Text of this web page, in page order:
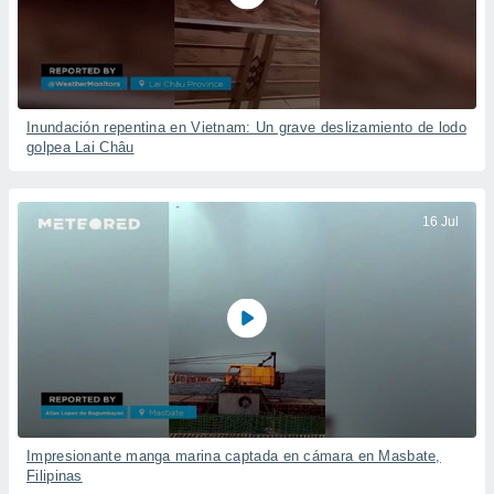
Inundación repentina en Vietnam: Un grave deslizamiento de lodo
golpea Lai Châu
16 Jul
Impresionante manga marina captada en cámara en Masbate,
Filipinas